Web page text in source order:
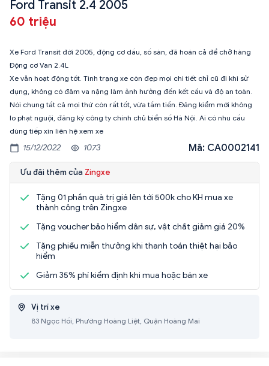
Ford Transit 2.4 2005
60 triệu
Xe Ford Transit đời 2005, động cơ dầu, số sàn, đã hoán cả để chở hàng
Động cơ Van 2.4L
Xe vẫn hoạt động tốt. Tình trạng xe còn đẹp mọi chi tiết chỉ cũ đi khi sử
dụng, không có đâm va nặng làm ảnh hưởng đến kết cấu và độ an toàn.
Nói chung tất cả mọi thứ còn rất tốt, vừa tầm tiền. Đăng kiểm mới không
lo phạt nguội, đăng ký công ty chính chủ biển số Hà Nội. Ai có nhu cầu
dùng tiếp xin liên hệ xem xe
15/12/2022 1073 Mã: CA0002141
Ưu đãi thêm của Zingxe
Tặng 01 phần quà trị giá lên tới 500k cho KH mua xe
thành công trên Zingxe
Tặng voucher bảo hiểm dân sự, vật chất giảm giá 20%
Tặng phiếu miễn thưởng khi thanh toán thiệt hại bảo
hiểm
Giảm 35% phí kiểm định khi mua hoặc bán xe
Vị trí xe
83 Ngọc Hồi, Phường Hoàng Liệt, Quận Hoàng Mai